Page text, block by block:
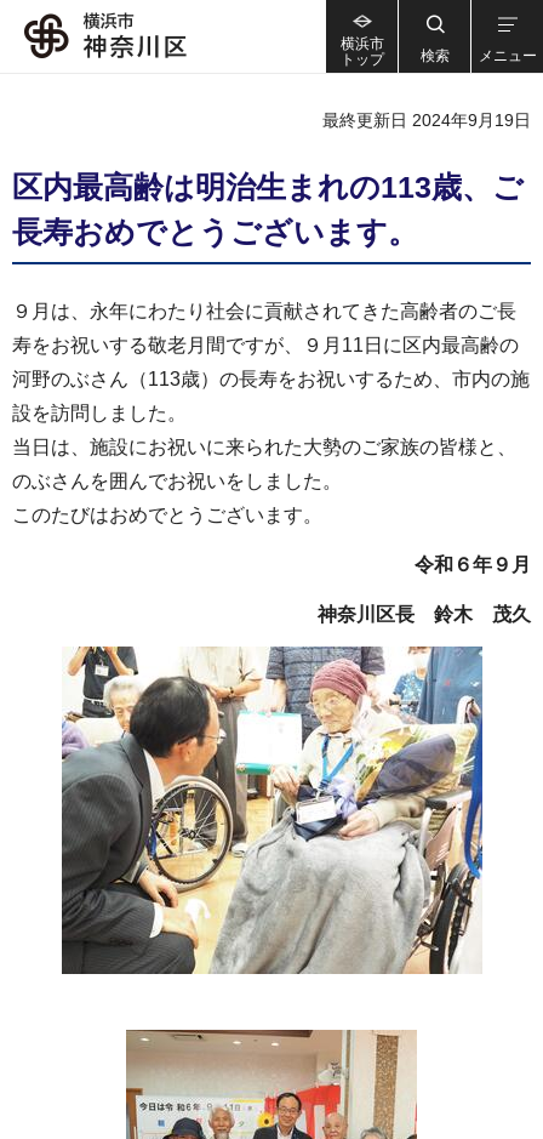
横浜市
トップ
検索 メニュー
最終更新日 2024年9月19日
区内最高齢は明治生まれの113歳、ご
長寿おめでとうございます。
９月は、永年にわたり社会に貢献されてきた高齢者のご長
寿をお祝いする敬老月間ですが、９月11日に区内最高齢の
河野のぶさん（113歳）の長寿をお祝いするため、市内の施
設を訪問しました。
当日は、施設にお祝いに来られた大勢のご家族の皆様と、
のぶさんを囲んでお祝いをしました。
このたびはおめでとうございます。
令和６年９月
神奈川区長 鈴木 茂久